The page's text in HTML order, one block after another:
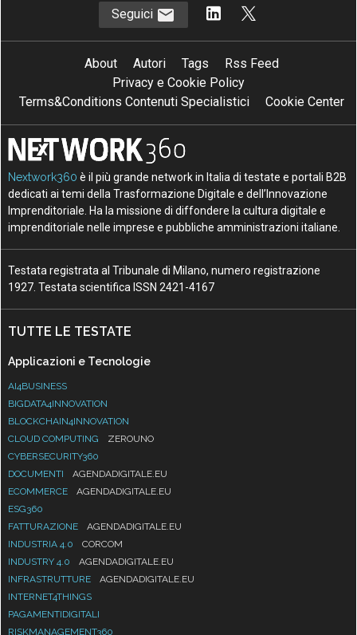
Seguici
About Autori Tags
Rss Feed
Privacy e Cookie Policy
Terms&Conditions Contenuti Specialistici
Cookie Center
Nextwork360 è il più grande network in Italia di testate e portali B2B
dedicati ai temi della Trasformazione Digitale e dell’Innovazione
Imprenditoriale. Ha la missione di diffondere la cultura digitale e
imprenditoriale nelle imprese e pubbliche amministrazioni italiane.
Testata registrata al Tribunale di Milano, numero registrazione
1927. Testata scientifica ISSN 2421-4167
TUTTE LE TESTATE
Applicazioni e Tecnologie
AI4BUSINESS
BIGDATA4INNOVATION
BLOCKCHAIN4INNOVATION
CLOUD COMPUTING
ZEROUNO
CYBERSECURITY360
DOCUMENTI
AGENDADIGITALE.EU
ECOMMERCE
AGENDADIGITALE.EU
ESG360
FATTURAZIONE
AGENDADIGITALE.EU
INDUSTRIA 4.0
CORCOM
INDUSTRY 4.0
AGENDADIGITALE.EU
INFRASTRUTTURE
AGENDADIGITALE.EU
INTERNET4THINGS
PAGAMENTIDIGITALI
RISKMANAGEMENT360